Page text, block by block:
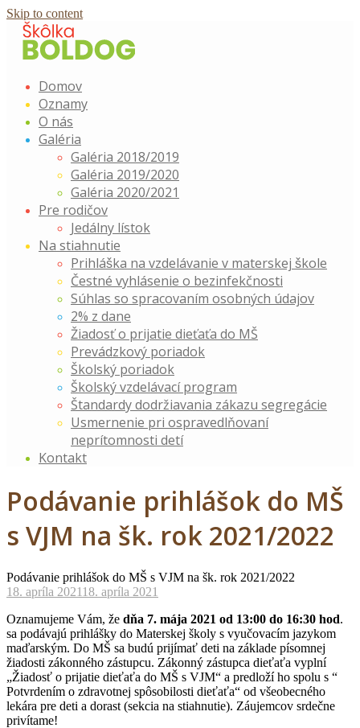
Skip to content
Domov
Oznamy
O nás
Galéria
Galéria 2018/2019
Galéria 2019/2020
Galéria 2020/2021
Pre rodičov
Jedálny lístok
Na stiahnutie
Prihláška na vzdelávanie v materskej škole
Čestné vyhlásenie o bezinfekčnosti
Súhlas so spracovaním osobných údajov
2% z dane
Žiadosť o prijatie dieťaťa do MŠ
Prevádzkový poriadok
Školský poriadok
Školský vzdelávací program
Štandardy dodržiavania zákazu segregácie
Usmernenie pri ospravedlňovaní
neprítomnosti detí
Kontakt
Podávanie prihlášok do MŠ
s VJM na šk. rok 2021/2022
Podávanie prihlášok do MŠ s VJM na šk. rok 2021/2022
18. apríla 2021 18. apríla 2021
Oznamujeme Vám, že dňa 7. mája 2021 od 13:00 do 16:30 hod.
sa podávajú prihlášky do Materskej školy s vyučovacím jazykom
maďarským. Do MŠ sa budú prijímať deti na základe písomnej
žiadosti zákonného zástupcu. Zákonný zástupca dieťaťa vyplní
„Žiadosť o prijatie dieťaťa do MŠ s VJM“ a predloží ho spolu s “
Potvrdením o zdravotnej spôsobilosti dieťaťa“ od všeobecného
lekára pre deti a dorast (sekcia na stiahnutie). Záujemcov srdečne
privítame!